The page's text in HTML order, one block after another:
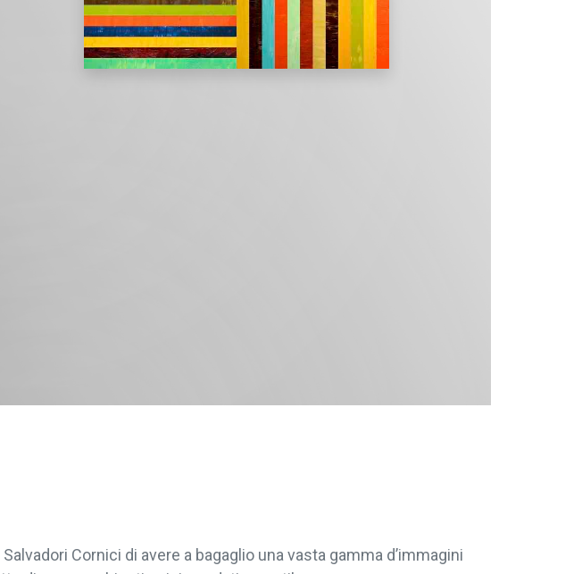
Cornici di avere a bagaglio una vasta gamma d’immagini